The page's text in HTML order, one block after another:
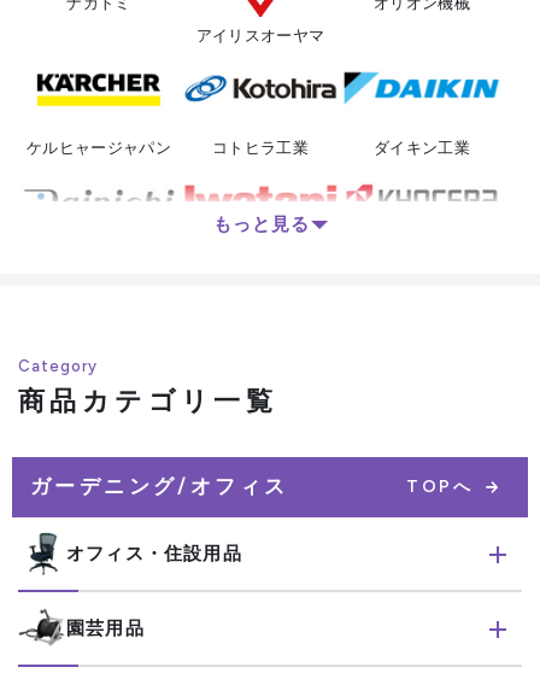
アイリスオーヤマ
ケルヒャージャパン コトヒラ工業 ダイキン工業
山崎産業 サンワサプライ
もっと見る
Category
商品カテゴリ一覧
ガーデニング/オフィス TOPへ
オフィス・住設用品
園芸用品